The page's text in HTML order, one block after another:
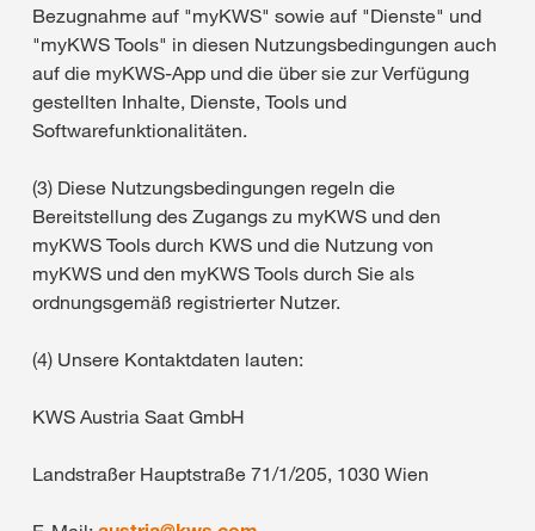
Bezugnahme auf "myKWS" sowie auf "Dienste" und
"myKWS Tools" in diesen Nutzungsbedingungen auch
auf die myKWS-App und die über sie zur Verfügung
gestellten Inhalte, Dienste, Tools und
Softwarefunktionalitäten.
(3) Diese Nutzungsbedingungen regeln die
Bereitstellung des Zugangs zu myKWS und den
myKWS Tools durch KWS und die Nutzung von
myKWS und den myKWS Tools durch Sie als
ordnungsgemäß registrierter Nutzer.
(4) Unsere Kontaktdaten lauten:
KWS Austria Saat GmbH
Landstraßer Hauptstraße 71/1/205, 1030 Wien